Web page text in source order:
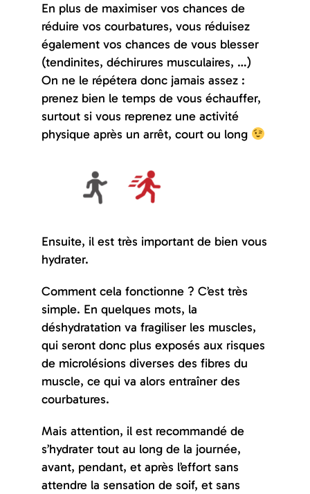
En plus de maximiser vos chances de
réduire vos courbatures, vous réduisez
également vos chances de vous blesser
(tendinites, déchirures musculaires, …)
On ne le répétera donc jamais assez :
prenez bien le temps de vous échauffer,
surtout si vous reprenez une activité
physique après un arrêt, court ou long
Ensuite, il est très important de bien vous
hydrater.
Comment cela fonctionne ? C’est très
simple. En quelques mots, la
déshydratation va fragiliser les muscles,
qui seront donc plus exposés aux risques
de microlésions diverses des fibres du
muscle, ce qui va alors entraîner des
courbatures.
Mais attention, il est recommandé de
s’hydrater tout au long de la journée,
avant, pendant, et après l’effort sans
attendre la sensation de soif, et sans